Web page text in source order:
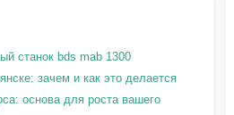
станок bds mab 1300
зачем и как это делается
основа для роста вашего